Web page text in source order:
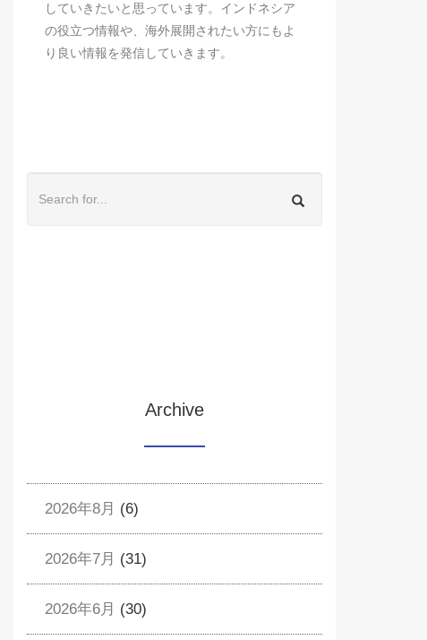
していきたいと思っています。インドネシア
の役立つ情報や、海外展開されたい方にもよ
り良い情報を発信していきます。
Archive
2026年8月 (6)
2026年7月 (31)
2026年6月 (30)